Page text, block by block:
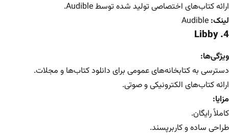
ارائه کتاب‌های اختصاصی تولید شده توسط Audible.
لینک:
4. Libby
ویژگی‌ها:
دسترسی به کتابخانه‌های عمومی برای دانلود کتاب‌ها و مجلات.
ارائه کتاب‌های الکترونیکی و صوتی.
مزایا:
کاملاً رایگان.
طراحی ساده و کاربرپسند.